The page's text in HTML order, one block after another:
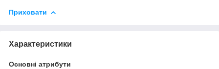
Приховати
Характеристики
Основні атрибути